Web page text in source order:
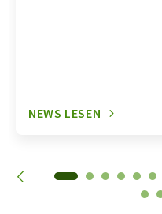
NEWS LESEN